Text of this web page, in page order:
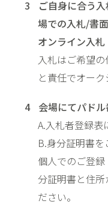
ご自身に合う
場での入札/書
オンライン入札
入札はご希望
と責任でオーク
会場にてパドル
A.入札者登録表
B.身分証明書を
個人でのご登
分証明書と住所
ださい。